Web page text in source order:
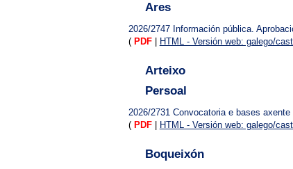
Ares
2026/2747 Información pública.
( PDF HTML - Versión web: galego/
Arteixo
Persoal
2026/2731 Convocatoria e bases
( PDF HTML - Versión web: galego/
Boqueixón